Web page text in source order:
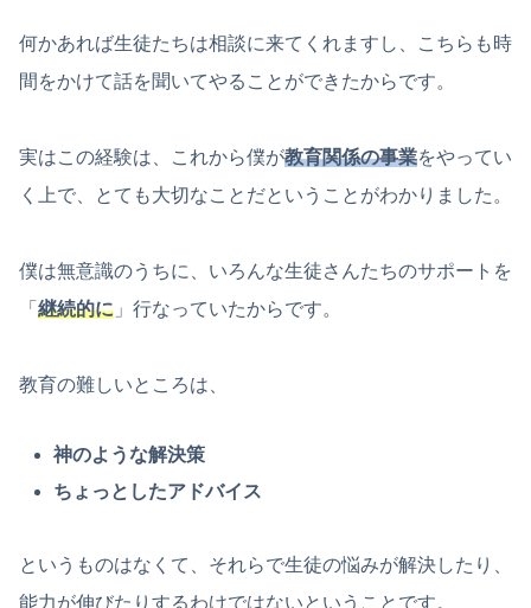
何かあれば生徒たちは相談に来てくれますし、こちらも時
間をかけて話を聞いてやることができたからです。
実はこの経験は、これから僕が教育関係の事業をやってい
く上で、とても大切なことだということがわかりました。
僕は無意識のうちに、いろんな生徒さんたちのサポートを
「 継続的に 」行なっていたからです。
教育の難しいところは、
神のような解決策
ちょっとしたアドバイス
というものはなくて、それらで生徒の悩みが解決したり、
能力が伸びたりするわけではないということです。